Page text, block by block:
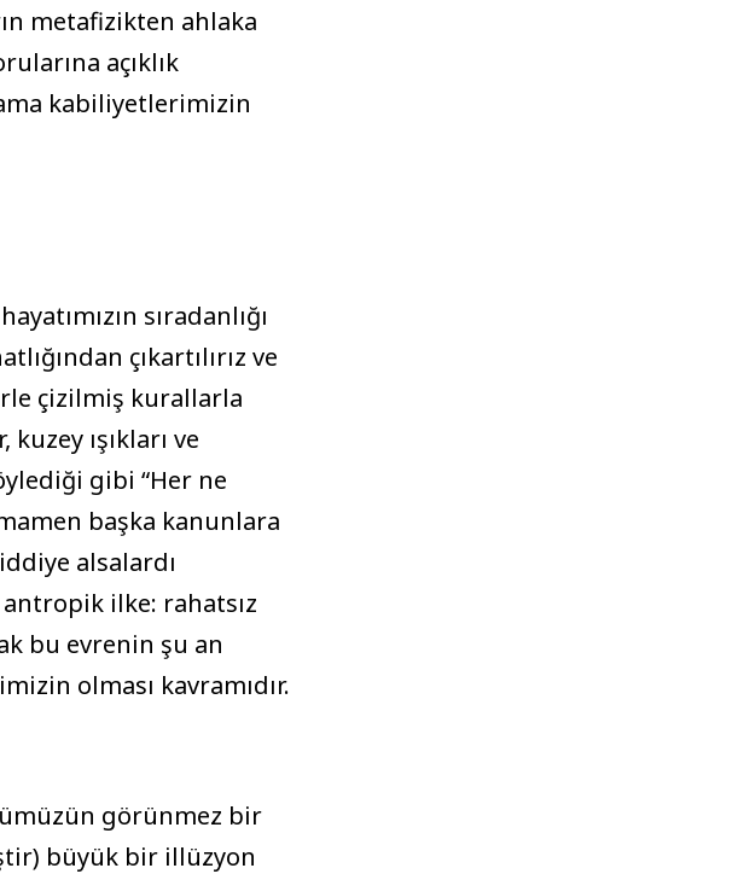
metafizikten ahlaka
açıklık
kabiliyetlerimizin
sıradanlığı
çıkartılırız ve
çizilmiş kurallarla
ışıkları ve
gibi “Her ne
başka kanunlara
alsalardı
ilke: rahatsız
bu evrenin şu an
olması kavramıdır.
görünmez bir
büyük bir illüzyon